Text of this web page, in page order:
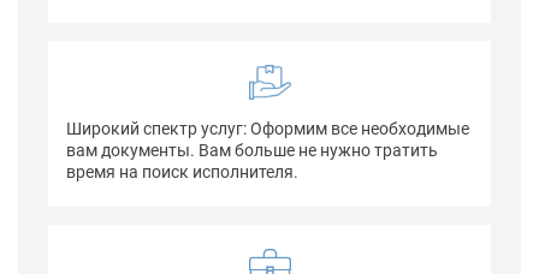
Широкий спектр услуг: Оформим все необходимые
вам документы. Вам больше не нужно тратить
время на поиск исполнителя.